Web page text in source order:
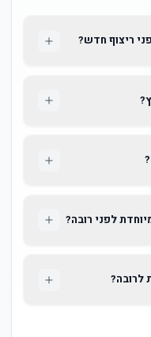
ריצוף חדש?
לפני רובה?
לרובה?